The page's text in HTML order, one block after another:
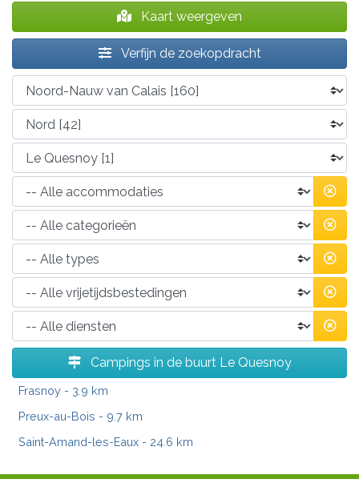
Kaart weergeven
Verfijn de zoekopdracht
Campings in de buurt Le Quesnoy
Frasnoy - 3.9 km
Preux-au-Bois - 9.7 km
Saint-Amand-les-Eaux - 24.6 km